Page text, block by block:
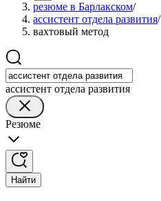
резюме в Барлакском/
ассистент отдела развития/
вахтовый метод
ассистент отдела развития
Резюме
Найти